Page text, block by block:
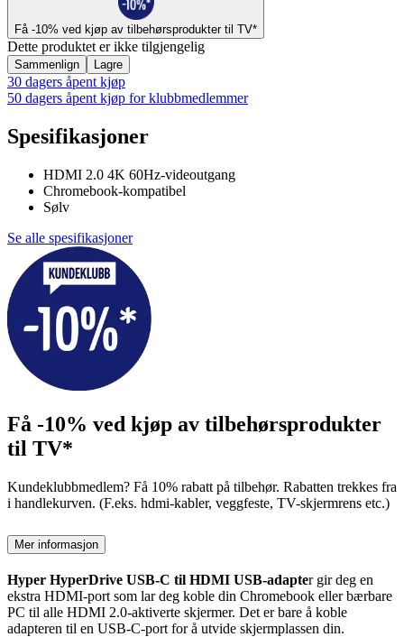
Få -10% ved kjøp av tilbehørsprodukter til TV*
Dette produktet er ikke tilgjengelig
Sammenlign Lagre
30 dagers åpent kjøp
50 dagers åpent kjøp for klubbmedlemmer
Spesifikasjoner
HDMI 2.0 4K 60Hz-videoutgang
Chromebook-kompatibel
Sølv
Se alle spesifikasjoner
Få -10% ved kjøp av tilbehørsprodukter
til TV*
Kundeklubbmedlem? Få 10% rabatt på tilbehør. Rabatten trekkes fra
i handlekurven. (F.eks. hdmi-kabler, veggfeste, TV-skjermrens etc.)
Mer informasjon
Hyper HyperDrive USB-C til HDMI USB-adapter gir deg en
ekstra HDMI-port som lar deg koble din Chromebook eller bærbare
PC til alle HDMI 2.0-aktiverte skjermer. Det er bare å koble
adapteren til en USB-C-port for å utvide skjermplassen din.